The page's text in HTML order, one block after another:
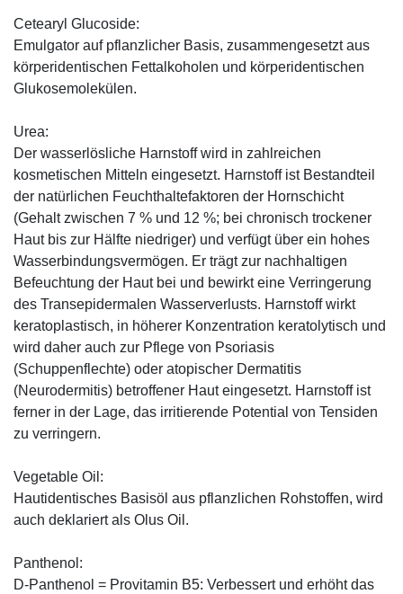
Cetearyl Glucoside:
Emulgator auf pflanzlicher Basis, zusammengesetzt aus
körperidentischen Fettalkoholen und körperidentischen
Glukosemolekülen.
Urea:
Der wasserlösliche Harnstoff wird in zahlreichen
kosmetischen Mitteln eingesetzt. Harnstoff ist Bestandteil
der natürlichen Feuchthaltefaktoren der Hornschicht
(Gehalt zwischen 7 % und 12 %; bei chronisch trockener
Haut bis zur Hälfte niedriger) und verfügt über ein hohes
Wasserbindungsvermögen. Er trägt zur nachhaltigen
Befeuchtung der Haut bei und bewirkt eine Verringerung
des Transepidermalen Wasserverlusts. Harnstoff wirkt
keratoplastisch, in höherer Konzentration keratolytisch und
wird daher auch zur Pflege von Psoriasis
(Schuppenflechte) oder atopischer Dermatitis
(Neurodermitis) betroffener Haut eingesetzt. Harnstoff ist
ferner in der Lage, das irritierende Potential von Tensiden
zu verringern.
Vegetable Oil:
Hautidentisches Basisöl aus pflanzlichen Rohstoffen, wird
auch deklariert als Olus Oil.
Panthenol:
D-Panthenol = Provitamin B5: Verbessert und erhöht das